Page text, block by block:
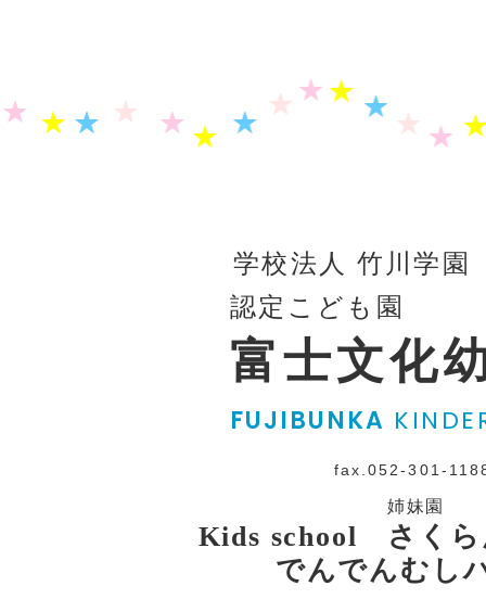
学校法人 竹川学園
認定こども園
富士文化
FUJIBUNKA
fax.052-301-
姉妹園
Kids school さく
でんでんむし